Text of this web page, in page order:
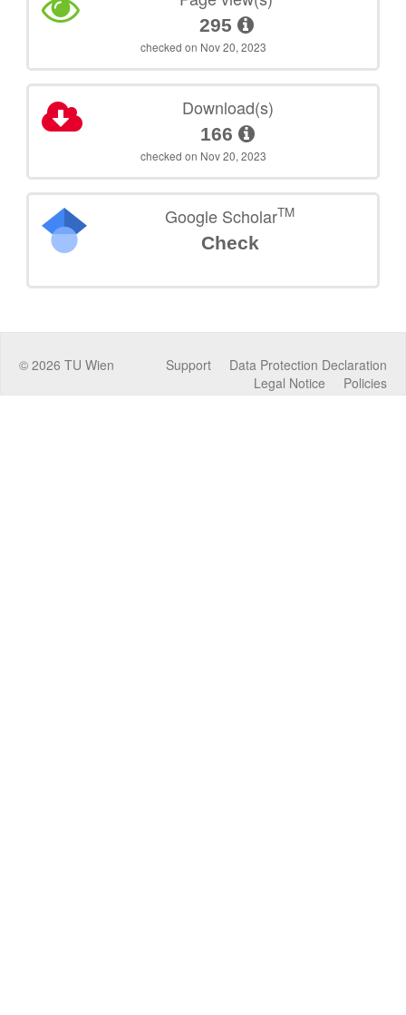
295
checked on Nov 20, 2023
Download(s)
166
checked on Nov 20, 2023
Google ScholarTM
Check
© 2026 TU Wien Data Protection Declaration
Support
Policies
Legal Notice